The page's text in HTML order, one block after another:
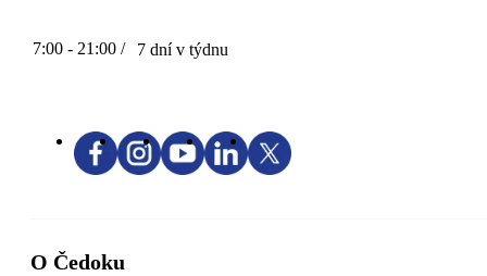
7:00 - 21:00 / 7 dní v týdnu
O Čedoku